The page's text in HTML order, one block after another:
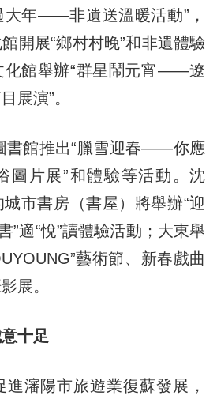
大年——非遺送溫暖活動”，
開展“鄉村村晚”和非遺體驗
化館舉辦“群星鬧元宵——遼
展演”。
館推出“臘雪迎春——你應
圖片展”和體驗等活動。沈
市書房（書屋）將舉辦“迎
”適“悅”讀體驗活動；大東舉
藝術節、新春戲曲
展。
十足
瀋陽市旅遊業復蘇發展，